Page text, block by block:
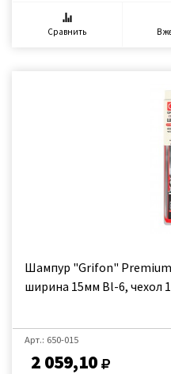
Сравнить В
Шампур "Grifon"
ширина 15мм Bl-6, чехол
Арт.: 650-015
2 059,10